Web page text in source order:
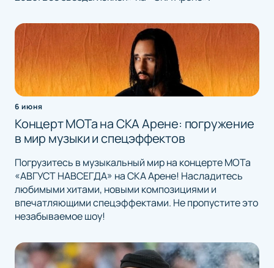
6 июня
Концерт МОТа на СКА Арене: погружение
в мир музыки и спецэффектов
Погрузитесь в музыкальный мир на концерте МОТа
«АВГУСТ НАВСЕГДА» на СКА Арене! Насладитесь
любимыми хитами, новыми композициями и
впечатляющими спецэффектами. Не пропустите это
незабываемое шоу!